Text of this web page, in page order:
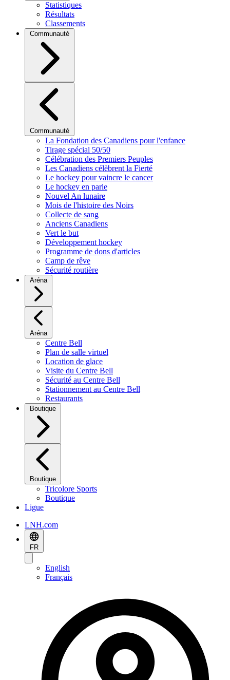
Statistiques
Résultats
Classements
Communauté
Communauté
La Fondation des Canadiens pour l'enfance
Tirage spécial 50/50
Célébration des Premiers Peuples
Les Canadiens célèbrent la Fierté
Le hockey pour vaincre le cancer
Le hockey en parle
Nouvel An lunaire
Mois de l'histoire des Noirs
Collecte de sang
Anciens Canadiens
Vert le but
Développement hockey
Programme de dons d'articles
Camp de rêve
Sécurité routière
Aréna
Aréna
Centre Bell
Plan de salle virtuel
Location de glace
Visite du Centre Bell
Sécurité au Centre Bell
Stationnement au Centre Bell
Restaurants
Boutique
Boutique
Tricolore Sports
Boutique
Ligue
LNH.com
FR
English
Français